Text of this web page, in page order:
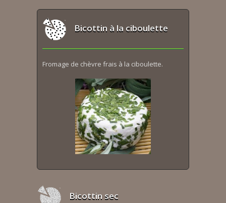
Bicottin à la ciboulette
Fromage de chèvre frais à la ciboulette.
Bicottin sec